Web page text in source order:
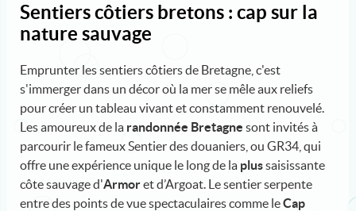
Sentiers côtiers bretons : cap sur la
nature sauvage
Emprunter les sentiers côtiers de Bretagne, c'est
s'immerger dans un décor où la mer se mêle aux reliefs
pour créer un tableau vivant et constamment renouvelé.
Les amoureux de la randonnée Bretagne sont invités à
parcourir le fameux Sentier des douaniers, ou GR34, qui
offre une expérience unique le long de la plussaisissante
côte sauvage d'Armoret d’Argoat. Le sentier serpente
entre des points de vue spectaculaires comme leCap